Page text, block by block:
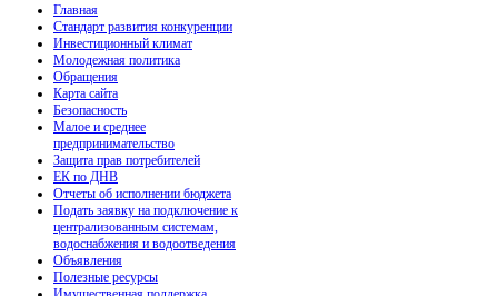
Главная
Стандарт развития конкуренции
Инвестиционный климат
Молодежная политика
Обращения
Карта сайта
Безопасность
Малое и среднее
предпринимательство
Защита прав потребителей
ЕК по ДНВ
Отчеты об исполнении бюджета
Подать заявку на подключение к
централизованным системам,
водоснабжения и водоотведения
Объявления
Полезные ресурсы